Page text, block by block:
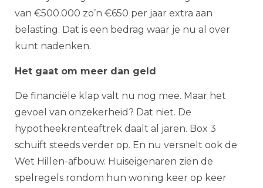
van €500.000 zo’n €650 per jaar extra aan
belasting. Dat is een bedrag waar je nu al over
kunt nadenken.
Het gaat om meer dan geld
De financiële klap valt nu nog mee. Maar het
gevoel van onzekerheid? Dat niet. De
hypotheekrenteaftrek daalt al jaren. Box 3
schuift steeds verder op. En nu versnelt ook de
Wet Hillen-afbouw. Huiseigenaren zien de
spelregels rondom hun woning keer op keer